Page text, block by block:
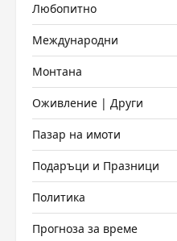
Любопитно
Международни
Монтана
Оживление | Други
Пазар на имоти
Подаръци и Празници
Политика
Прогноза за време